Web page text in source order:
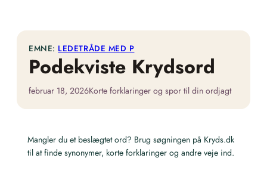
EMNE: LEDETRÅDE MED P
Podekviste Krydsord
februar 18, 2026Korte forklaringer og spor til din ordjagt
Mangler du et beslægtet ord? Brug søgningen på Kryds.dk
til at finde synonymer, korte forklaringer og andre veje ind.